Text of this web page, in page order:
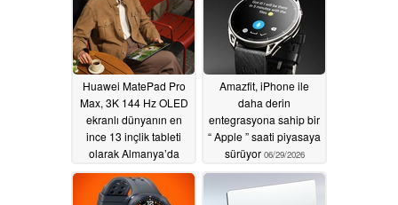
Huawei MatePad Pro
Max, 3K 144 Hz OLED
ekranlı dünyanın en
ince 13 inçlik tableti
olarak Almanya’da
satışa sunuldu
06/30/2026
Amazfit, iPhone ile
daha derin
entegrasyona sahip bir
“ Apple ” saati piyasaya
sürüyor 06/29/2026